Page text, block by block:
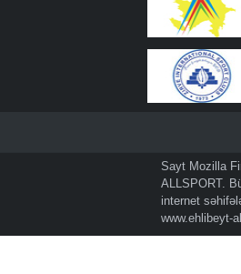
Sayt Mozilla
ALLSPORT.
internet
www.ehlibeyt-